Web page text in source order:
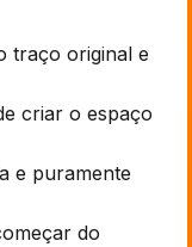
traço original e
criar o espaço
e puramente
do